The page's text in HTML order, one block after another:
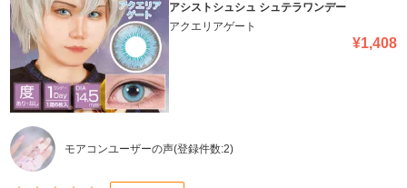
アシストシュシュ シュテラワンデー
アクエリアゲート
¥1,408
モアコンユーザーの声(登録件数:2)